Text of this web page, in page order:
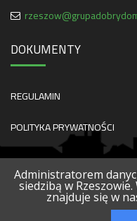
DOKUMENTY
REGULAMIN
POLITYKA PRYWATNOŚCI
Administratorem
siedzibą w
znajduje się w